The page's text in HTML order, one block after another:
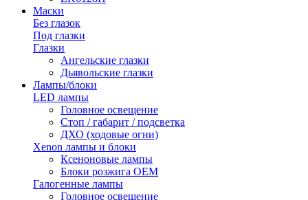
Маски
Без глазок
Под глазки
Глазки
Ангельские глазки
Дьявольские глазки
Лампы/блоки
LED лампы
Головное освещение
Стоп / габарит / подсветка
ДХО (ходовые огни)
Xenon лампы и блоки
Ксеноновые лампы
Блоки розжига OEM
Галогенные лампы
Головное освещение